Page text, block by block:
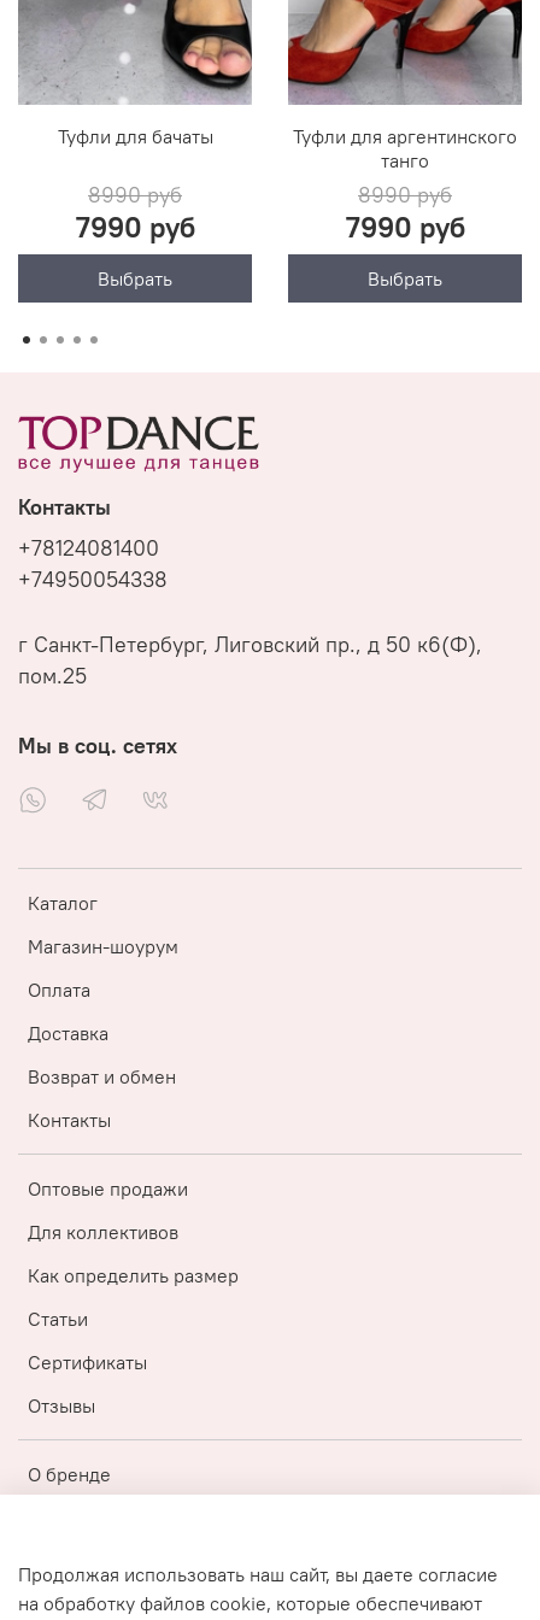
Туфли для бачаты
8990 руб
7990 руб
Выбрать
Туфли для аргентинского
танго
8990 руб
7990 руб
Выбрать
Каталог
Магазин-шоурум
Оплата
Доставка
Возврат и обмен
Контакты
Оптовые продажи
Для коллективов
Как определить размер
Статьи
Сертификаты
Отзывы
О бренде
Публичная оферта
Контакты
+78124081400
+74950054338
г Санкт-Петербург, Лиговский пр., д 50 к6(Ф),
пом.25
Мы в соц. сетях
Продолжая использовать наш сайт, вы даете согласие
на обработку файлов cookie, которые обеспечивают